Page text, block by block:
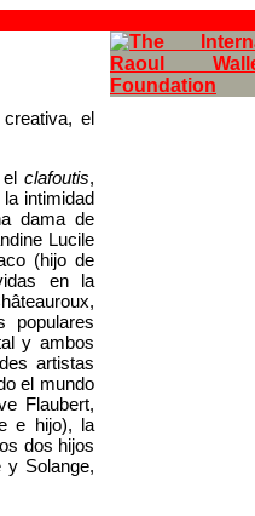
el
clafoutis,
la intimidad
dama de
Lucile
(hijo de
en la
populares
y ambos
artistas
el mundo
Flaubert,
e hijo), la
dos hijos
y Solange,